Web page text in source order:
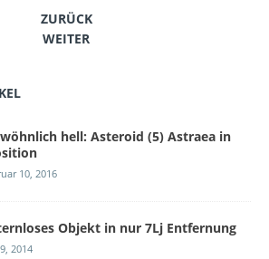
ZURÜCK
WEITER
hell: Asteroid (5) Astraea in
10, 2016
Objekt in nur 7Lj Entfernung
2014